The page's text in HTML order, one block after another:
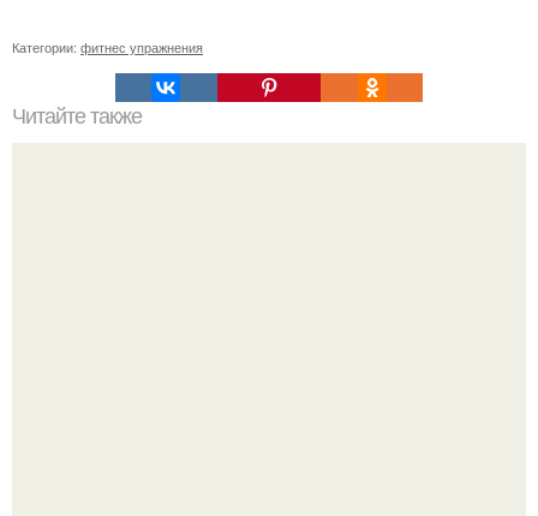
Категории: фитнес упражнения
Читайте также